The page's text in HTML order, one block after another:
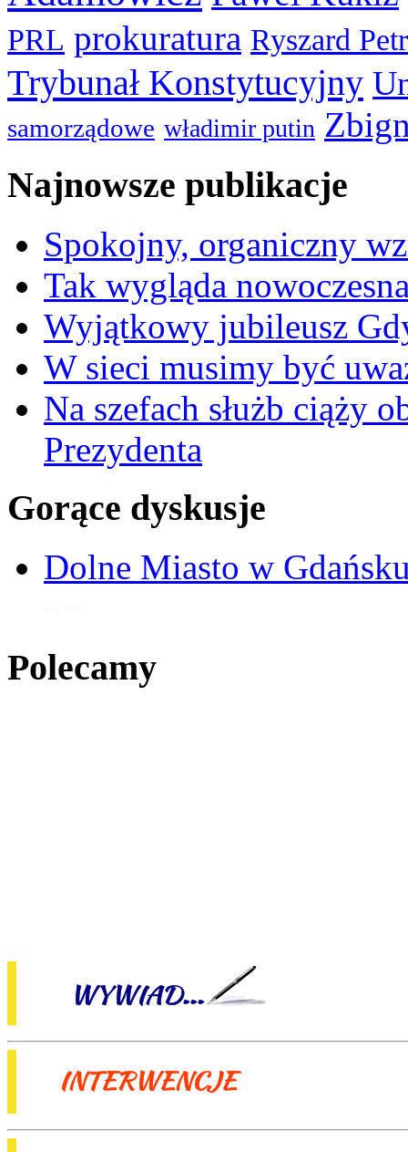
PRL prokuratura Ryszard
Trybunał Konstytucyjny
samorządowe władimir putin
Najnowsze publikacje
Spokojny, organiczny
Tak wygląda
Wyjątkowy jubileusz
W sieci musimy być
Na szefach służb ciąży
Prezydenta
Gorące dyskusje
Dolne Miasto w
Polecamy